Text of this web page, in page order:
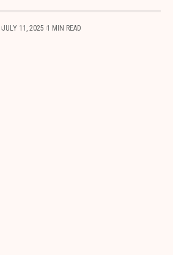
JULY 11, 2025 1 MIN READ